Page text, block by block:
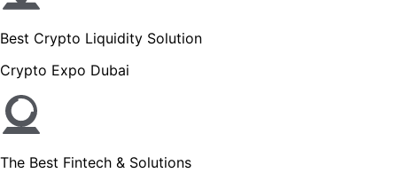
Best Crypto Liquidity Solution
Crypto Expo Dubai
The Best Fintech & Solutions